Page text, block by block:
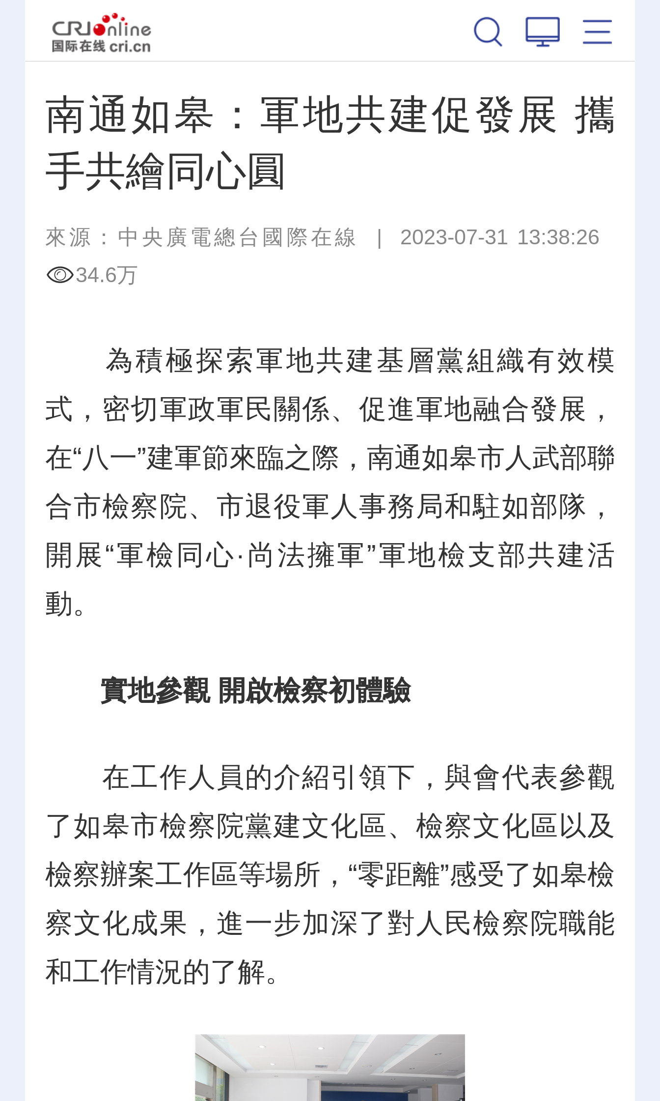
南通如皋：軍地共建促發展 攜
手共繪同心圓
來源：中央廣電總台國際在線 | 2023-07-31 13:38:26
34.6万
為積極探索軍地共建基層黨組織有效模
式，密切軍政軍民關係、促進軍地融合發展，
在“八一”建軍節來臨之際，南通如皋市人武部聯
合市檢察院、市退役軍人事務局和駐如部隊，
開展“軍檢同心·尚法擁軍”軍地檢支部共建活
動。
實地參觀 開啟檢察初體驗
在工作人員的介紹引領下，與會代表參觀
了如皋市檢察院黨建文化區、檢察文化區以及
檢察辦案工作區等場所，“零距離”感受了如皋檢
察文化成果，進一步加深了對人民檢察院職能
和工作情況的了解。